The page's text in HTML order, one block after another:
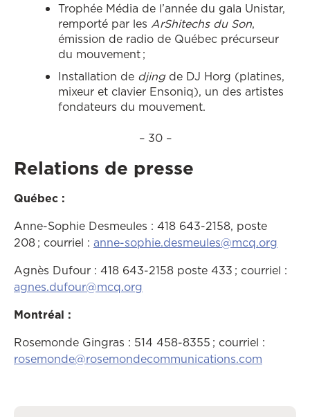
Trophée Média de l’année du gala Unistar,
remporté par les ArShitechs du Son,
émission de radio de Québec précurseur
du mouvement ;
Installation de djingde DJ Horg (platines,
mixeur et clavier Ensoniq), un des artistes
fondateurs du mouvement.
– 30 –
Relations de presse
Québec :
Anne-Sophie Desmeules : 418 643-2158, poste
208 ; courriel : anne-sophie.desmeules@mcq.org
Agnès Dufour : 418 643-2158 poste 433 ; courriel :
agnes.dufour@mcq.org
Montréal :
Rosemonde Gingras : 514 458-8355 ; courriel :
rosemonde@rosemondecommunications.com